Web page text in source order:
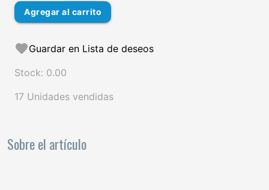
Agregar al carrito
favoriteGuardar en Lista de deseos
Stock: 0.00
17 Unidades vendidas
Sobre el artículo